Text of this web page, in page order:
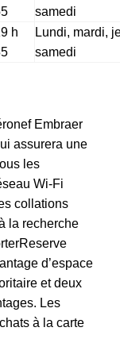
samedi
h
Lundi, mardi,
samedi
Embraer
assurera une
les
Wi-Fi
collations
la recherche
d’espace
et deux
Les
à la carte